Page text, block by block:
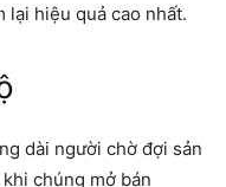
lại hiệu quả cao nhất.
dài người chờ đợi sản
chúng mở bán